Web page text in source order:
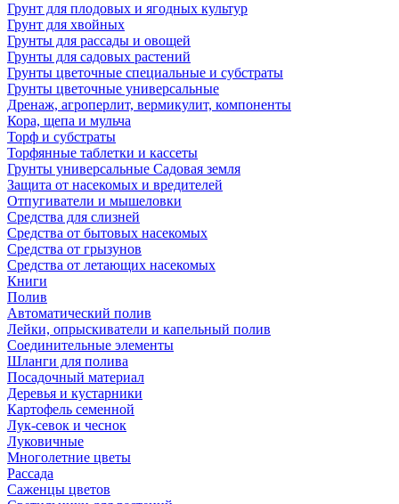
Грунт для плодовых и ягодных культур
Грунт для хвойных
Грунты для рассады и овощей
Грунты для садовых растений
Грунты цветочные специальные и субстраты
Грунты цветочные универсальные
Дренаж, агроперлит, вермикулит, компоненты
Кора, щепа и мульча
Торф и субстраты
Торфянные таблетки и кассеты
Грунты универсальные Садовая земля
Защита от насекомых и вредителей
Отпугиватели и мышеловки
Средства для слизней
Средства от бытовых насекомых
Средства от грызунов
Средства от летающих насекомых
Книги
Полив
Автоматический полив
Лейки, опрыскиватели и капельный полив
Соединительные элементы
Шланги для полива
Посадочный материал
Деревья и кустарники
Картофель семенной
Лук-севок и чеснок
Луковичные
Многолетние цветы
Рассада
Саженцы цветов